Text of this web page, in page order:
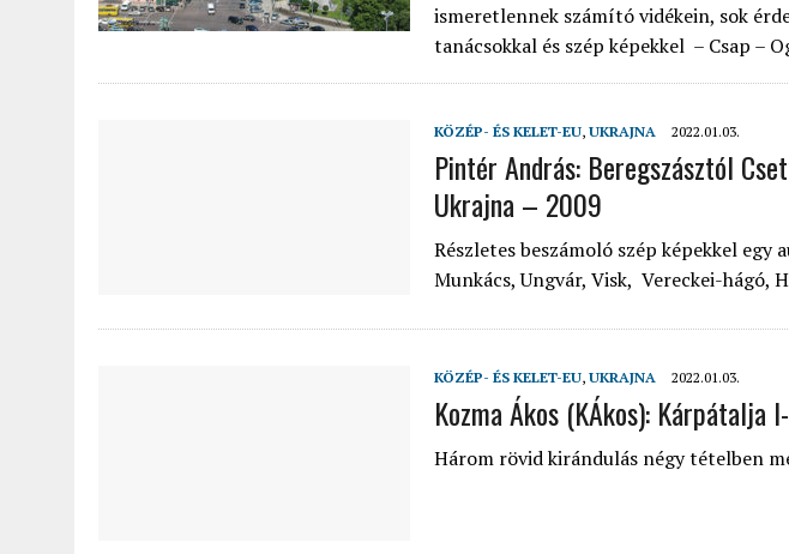
ismeretlennek számító vidékein, sok
tanácsokkal és szép képekkel – Csap –
KÖZÉP- ÉS KELET-EU, UKRAJNA 2022.01.03.
Pintér András: Beregszásztól
Ukrajna – 2009
Részletes beszámoló szép képekkel
Munkács, Ungvár, Visk, Vereckei-hágó,
KÖZÉP- ÉS KELET-EU, UKRAJNA 2022.01.03.
Kozma Ákos (KÁkos): Kárpátalja
Három rövid kirándulás négy tételben